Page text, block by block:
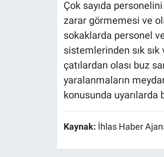
Çok sayıda
zarar görmemesi ve
sokaklarda personel
sistemlerinden sık
çatılardan olası buz
yaralanmaların
konusunda uyarılarda
Kaynak: İhlas Haber